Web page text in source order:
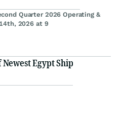
Quarter 2026 Operating &
2026 at 9
Egypt Ship